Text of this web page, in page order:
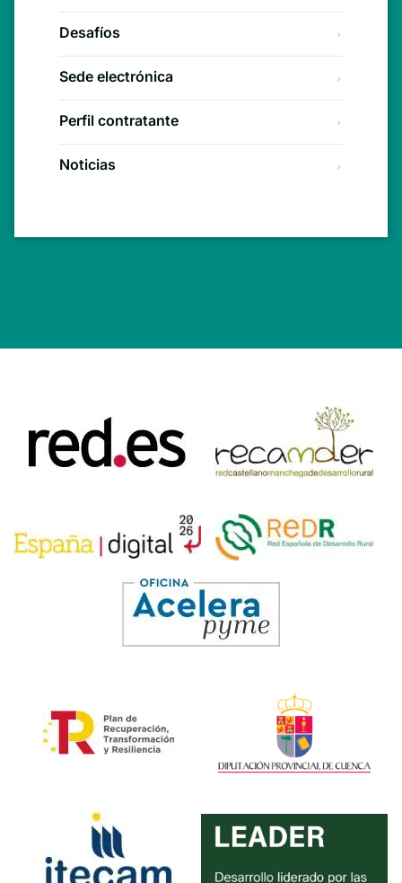
Desafíos
Sede electrónica
Perfil contratante
Noticias